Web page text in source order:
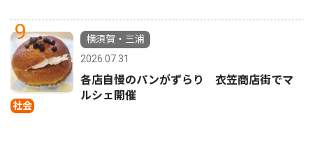
9
社会
横須賀・三浦
2026.07.31
各店自慢のパンがずらり 衣笠商店街でマ
ルシェ開催